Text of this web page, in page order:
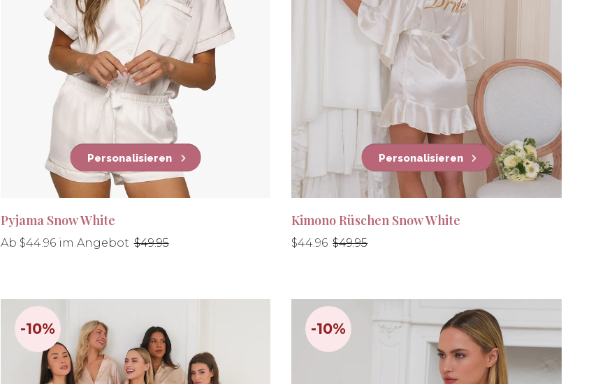
Personalisieren
Pyjama Snow White
Ab $44.96 im Angebot
Normaler
$49.95
Personalisieren
Kimono Rüschen Snow White
Normaler
$44.96
Normaler$49.95
-10% -10%